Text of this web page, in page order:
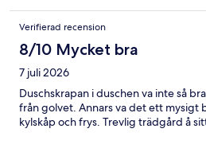
Verifierad recension
8/10 Mycket bra
7 juli 2026
Duschskrapan i duschen va inte så
från golvet. Annars va det ett mysigt
kylskåp och frys. Trevlig trädgård å